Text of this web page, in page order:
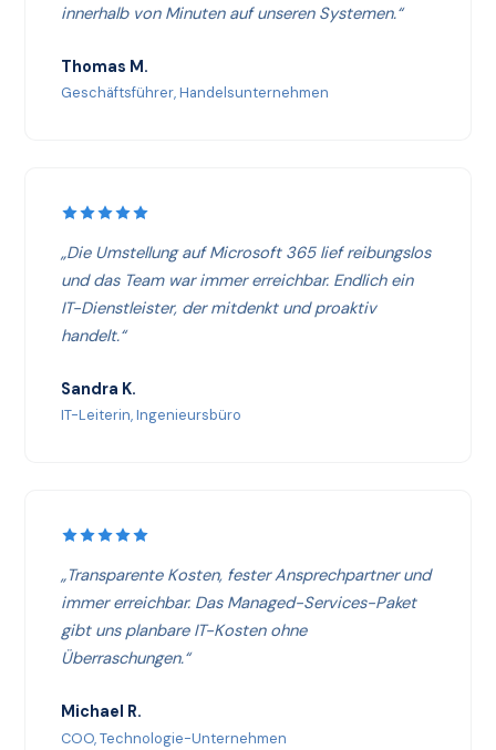
innerhalb von Minuten auf unseren Systemen.“
Thomas M.
Geschäftsführer, Handelsunternehmen
„Die Umstellung auf Microsoft 365 lief reibungslos
und das Team war immer erreichbar. Endlich ein
IT-Dienstleister, der mitdenkt und proaktiv
handelt.“
Sandra K.
IT-Leiterin, Ingenieursbüro
„Transparente Kosten, fester Ansprechpartner und
immer erreichbar. Das Managed-Services-Paket
gibt uns planbare IT-Kosten ohne
Überraschungen.“
Michael R.
COO, Technologie-Unternehmen